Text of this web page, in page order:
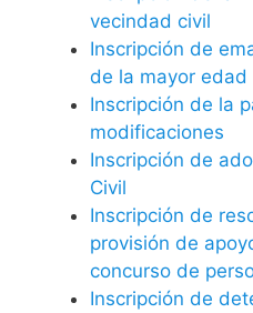
vecindad civil
Inscripción de
de la mayor edad
Inscripción de la
modificaciones
Inscripción de
Civil
Inscripción de
provisión de
concurso de
Inscripción de